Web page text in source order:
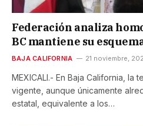
Federación analiza
BC mantiene su
BAJA CALIFORNIA 21 noviembre,
MEXICALI.- En Baja California, la
vigente, aunque únicamente
estatal, equivalente a los…